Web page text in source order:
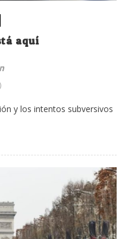
aquí
y los intentos subversivos